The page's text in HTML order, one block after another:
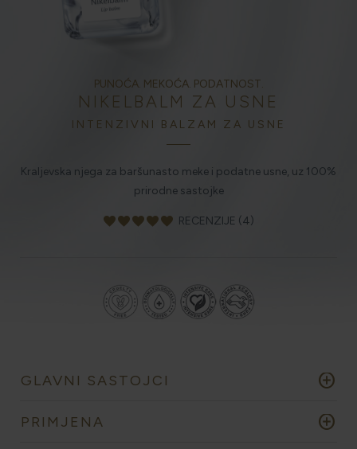
ZLATNI ELIKSIR MEDITERANA: ZAŠTO NAŠA KOŽA
OBOŽAVA SMILJE?
MORE, SUNCE I KLIMA: KAKO OBNOVITI KOŽU NAKON
DANA NA PLAŽI?
PUNOĆA. MEKOĆA. PODATNOST.
NIKELBALM ZA USNE
INTENZIVNI BALZAM ZA USNE
Kraljevska njega za baršunasto meke i podatne usne, uz 100%
prirodne sastojke
favoritefavoritefavoritefavoritefavorite RECENZIJE (4)
GLAVNI SASTOJCI add_circle
PRIMJENA add_circle